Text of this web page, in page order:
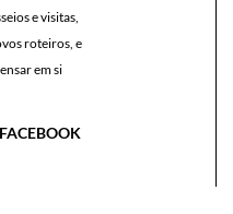
e visitas,
roteiros, e
em si